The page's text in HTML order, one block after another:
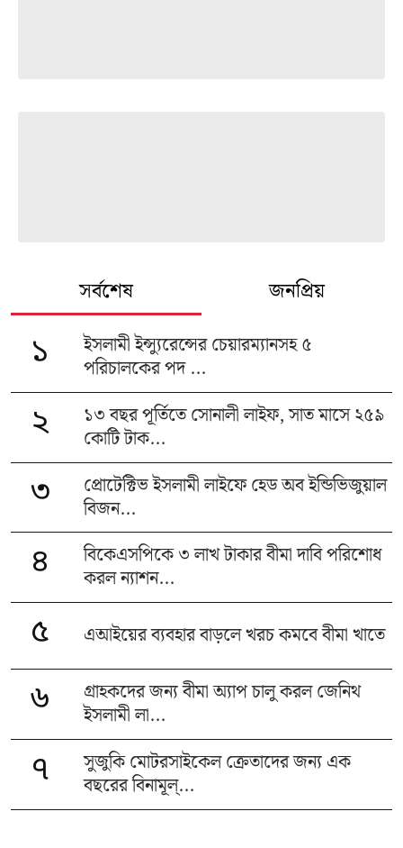
সর্বশেষ জনপ্রিয়
১
ইসলামী ইন্স্যুরেন্সের চেয়ারম্যানসহ ৫
পরিচালকের পদ ...
২
১৩ বছর পূর্তিতে সোনালী লাইফ, সাত মাসে ২৫৯
কোটি টাক...
৩
প্রোটেক্টিভ ইসলামী লাইফে হেড অব ইন্ডিভিজুয়াল
বিজন...
৪
বিকেএসপিকে ৩ লাখ টাকার বীমা দাবি পরিশোধ
করল ন্যাশন...
৫ এআইয়ের ব্যবহার বাড়লে খরচ কমবে বীমা খাতে
৬
গ্রাহকদের জন্য বীমা অ্যাপ চালু করল জেনিথ
ইসলামী লা...
৭
সুজুকি মোটরসাইকেল ক্রেতাদের জন্য এক
বছরের বিনামূল্...